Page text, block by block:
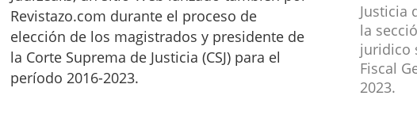
Justicia
la
juridico
Fiscal
2023.
Revistazo.com durante el proceso de
elección de los magistrados y presidente de
la Corte Suprema de Justicia (CSJ) para el
período 2016-2023.